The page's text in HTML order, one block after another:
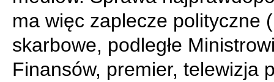
ma więc zaplecze polityczne
skarbowe, podległe
Finansów, premier, telewizja